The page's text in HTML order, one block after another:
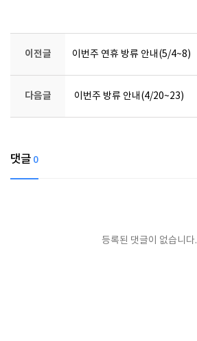
이전글 이번주 연휴 방류 안내(5/4~8)
다음글 이번주 방류 안내(4/20~23)
댓글 0
등록된 댓글이 없습니다.